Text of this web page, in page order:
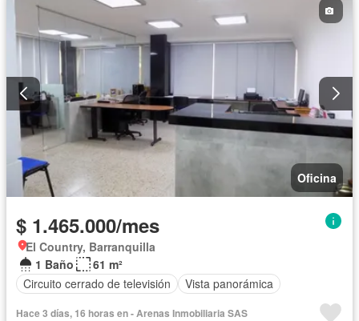
Oficina
$ 1.465.000/mes
El Country, Barranquilla
1 Baño
61 m²
Circuito cerrado de televisión
Vista panorámica
Hace 3 días, 16 horas en - Arenas Inmobiliaria SAS